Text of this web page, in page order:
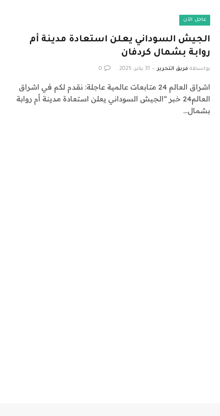
عاجل الآن
الجيش السوداني يعلن استعادة مدينة أم
روابة بشمال كردفان
بواسطة فريق التحرير 31 يناير، 2025 0
اشراق العالم 24 متابعات عالمية عاجلة: نقدم لكم في اشراق
العالم24 خبر “الجيش السوداني يعلن استعادة مدينة أم روابة
بشمال…